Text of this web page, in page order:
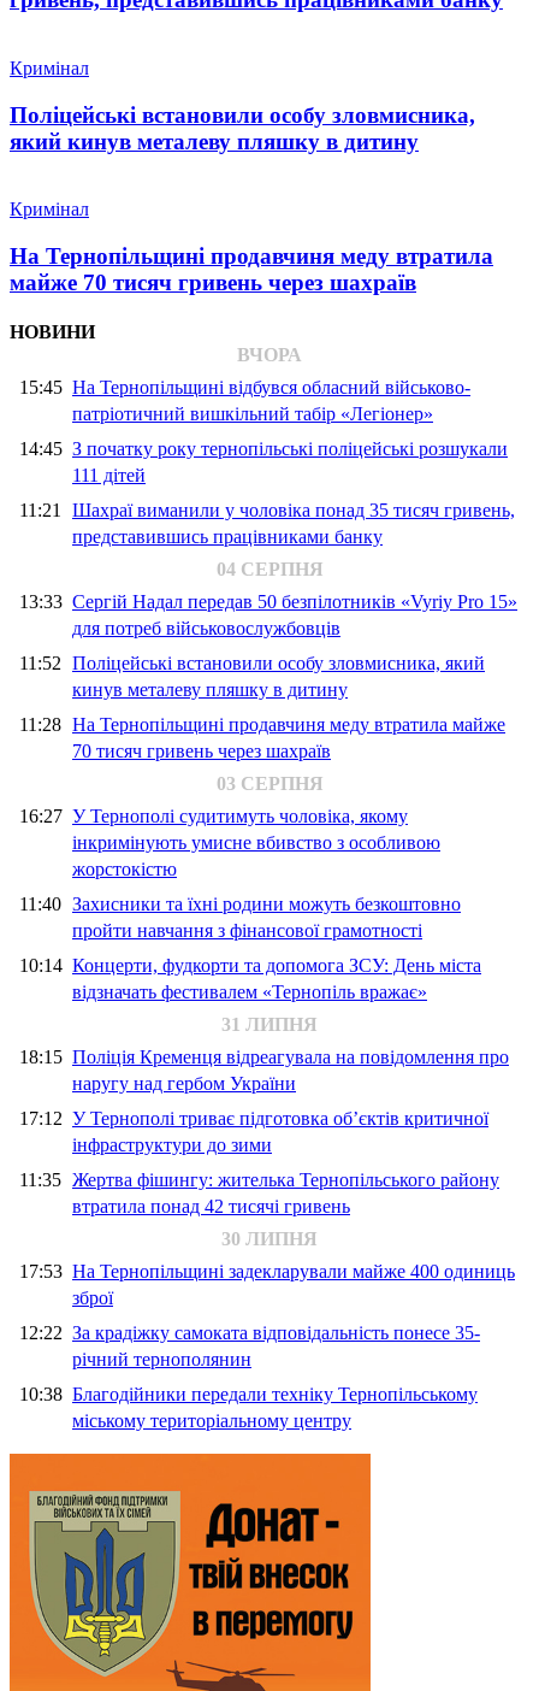
Кримінал
Поліцейські встановили особу зловмисника,
який кинув металеву пляшку в дитину
Кримінал
На Тернопільщині продавчиня меду втратила
майже 70 тисяч гривень через шахраїв
НОВИНИ
ВЧОРА
15:45 На Тернопільщині відбувся обласний військово-
патріотичний вишкільний табір «Легіонер»
14:45 З початку року тернопільські поліцейські розшукали
111 дітей
11:21 Шахраї виманили у чоловіка понад 35 тисяч гривень,
представившись працівниками банку
04 СЕРПНЯ
13:33 Сергій Надал передав 50 безпілотників «Vyriy Pro 15»
для потреб військовослужбовців
11:52 Поліцейські встановили особу зловмисника, який
кинув металеву пляшку в дитину
11:28 На Тернопільщині продавчиня меду втратила майже
70 тисяч гривень через шахраїв
03 СЕРПНЯ
16:27 У Тернополі судитимуть чоловіка, якому
інкримінують умисне вбивство з особливою
жорстокістю
11:40 Захисники та їхні родини можуть безкоштовно
пройти навчання з фінансової грамотності
10:14 Концерти, фудкорти та допомога ЗСУ: День міста
відзначать фестивалем «Тернопіль вражає»
31 ЛИПНЯ
18:15 Поліція Кременця відреагувала на повідомлення про
наругу над гербом України
17:12 У Тернополі триває підготовка об’єктів критичної
інфраструктури до зими
11:35 Жертва фішингу: жителька Тернопільського району
втратила понад 42 тисячі гривень
30 ЛИПНЯ
17:53 На Тернопільщині задекларували майже 400 одиниць
зброї
12:22 За крадіжку самоката відповідальність понесе 35-
річний тернополянин
10:38 Благодійники передали техніку Тернопільському
міському територіальному центру